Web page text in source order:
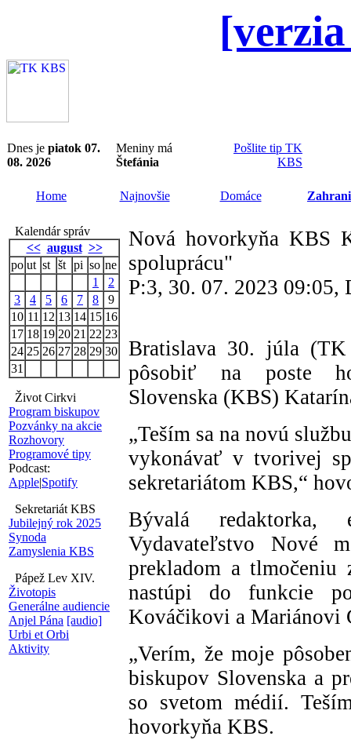
Dnes je piatok 07.
08. 2026
Meniny má
Štefánia
Pošlite tip TK
KBS
Home Najnovšie Domáce
Kalendár správ
<< august >>
po ut st št pi so ne
1
2
3
4 5 6 7 8
9
10 11 12 13 14 15 16
17 18 19 20 21 22 23
24 25 26 27 28 29 30
31
Život Cirkvi
Program biskupov
Pozvánky na akcie
Rozhovory
Programové tipy
Podcast:
Apple|Spotify
Sekretariát KBS
Jubilejný rok 2025
Synoda
Zamyslenia KBS
Pápež Lev XIV.
Životopis
Generálne audiencie
Anjel Pána [audio]
Urbi et Orbi
Aktivity
Nová hovorkyňa KBS
spoluprácu"
P:3, 30. 07. 2023 09:05,
Bratislava 30. júla
pôsobiť na poste
Slovenska (KBS)
„Teším sa na novú
vykonávať v tvorivej
sekretariátom KBS,“
Bývalá redaktorka,
Vydavateľstvo Nové
prekladom a tlmočeniu
nastúpi do funkcie
Kováčikovi a Mariánovi
„Verím, že moje
biskupov Slovenska a
so svetom médií.
hovorkyňa KBS.